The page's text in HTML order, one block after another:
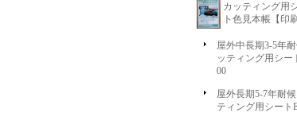
カッティング用
ト色見本帳【印刷
屋外中長期3-5年
ッティング用シー
00
屋外長期5-7年耐
ティング用シート